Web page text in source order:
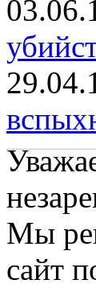
Мы
сайт